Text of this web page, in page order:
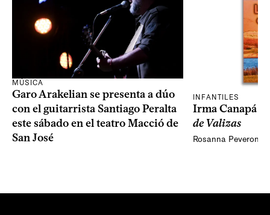
MÚSICA
Garo Arakelian se presenta a dúo
con el guitarrista Santiago Peralta
este sábado en el teatro Macció de
San José
INFANTILES
Irma Canapá
de Valizas
Rosanna Peveroni